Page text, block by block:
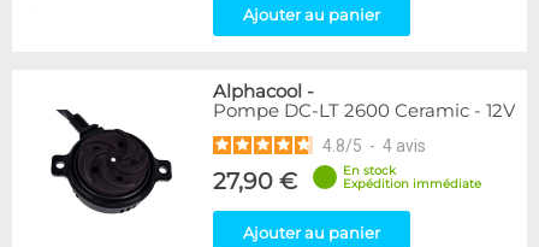
Ajouter au panier
Alphacool -
Pompe DC-LT 2600 Ceramic - 12V
4.8/5 - 4 avis
27,90 €
En stock
Expédition immédiate
Ajouter au panier